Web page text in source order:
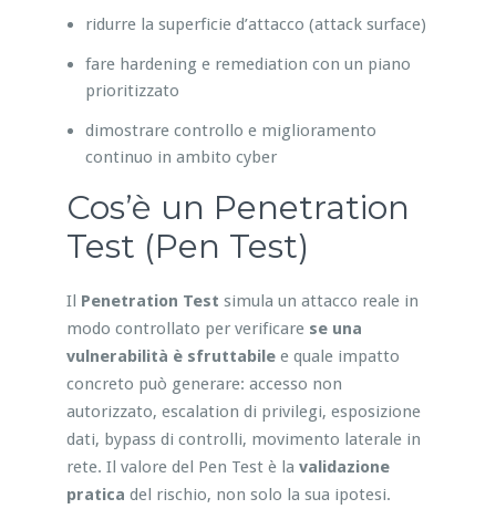
ridurre la superficie d’attacco (attack surface)
fare hardening e remediation con un piano
prioritizzato
dimostrare controllo e miglioramento
continuo in ambito cyber
Cos’è un Penetration
Test (Pen Test)
Il Penetration Test simula un attacco reale in
modo controllato per verificare se una
vulnerabilità è sfruttabilee quale impatto
concreto può generare: accesso non
autorizzato, escalation di privilegi, esposizione
dati, bypass di controlli, movimento laterale in
rete. Il valore del Pen Test è la validazione
pratica del rischio, non solo la sua ipotesi.